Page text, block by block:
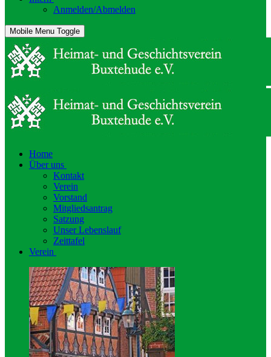
Anmelden/Abmelden
Mobile Menu Toggle
Home
Über uns
Kontakt
Verein
Vorstand
Mitgliedsantrag
Satzung
Unser Lebenslauf
Zeittafel
Verein